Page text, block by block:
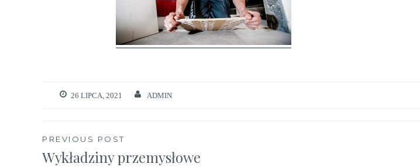
26 LIPCA, 2021 ADMIN
Nawigacja
PREVIOUS POST
Wykładziny przemysłowe